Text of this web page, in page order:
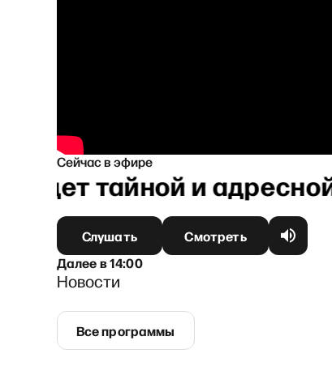
Сейчас в эфире
тайной и адресной
Слушать
Смотреть
Далеев14:00
Новости
Все программы